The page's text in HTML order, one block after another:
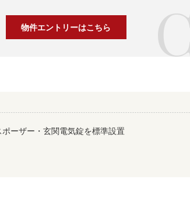
物件エントリーはこちら
ーザー・玄関電気錠を標準設置